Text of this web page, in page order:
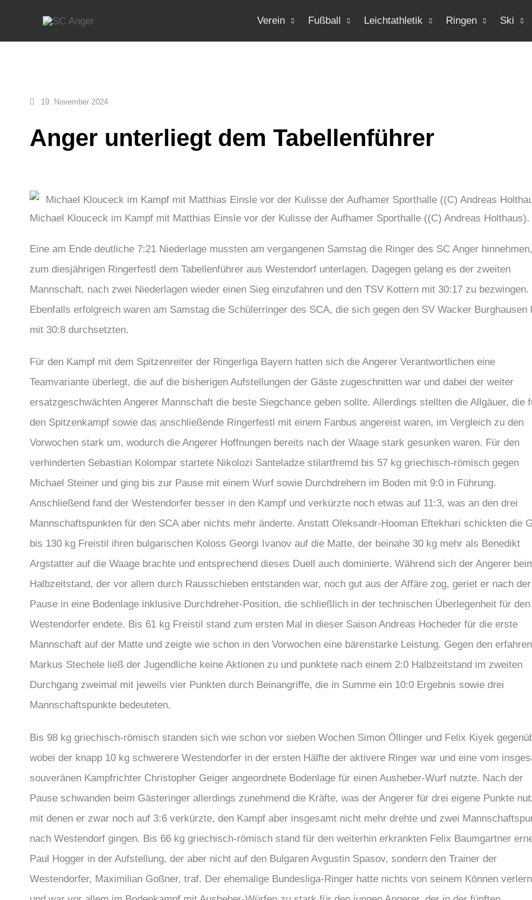
springen
Verein Fußball Leichtathletik Ringen Ski
19. November 2024
Anger unterliegt dem Tabellenführer
Michael Klouceck im Kampf mit Matthias Einsle vor der Kulisse der Aufhamer Sporthalle ((C) Andreas Holthaus).
Eine am Ende deutliche 7:21 Niederlage mussten am vergangenen Samstag die Ringer des SC Anger
zum diesjährigen Ringerfestl dem Tabellenführer aus Westendorf unterlagen. Dagegen gelang es der zweiten
Mannschaft, nach zwei Niederlagen wieder einen Sieg einzufahren und den TSV Kottern mit 30:17 zu bezwingen.
Ebenfalls erfolgreich waren am Samstag die Schülerringer des SCA, die sich gegen den SV Wacker Burghausen
mit 30:8 durchsetzten.
Für den Kampf mit dem Spitzenreiter der Ringerliga Bayern hatten sich die Angerer Verantwortlichen eine
Teamvariante überlegt, die auf die bisherigen Aufstellungen der Gäste zugeschnitten war und dabei der weiter
ersatzgeschwächten Angerer Mannschaft die beste Siegchance geben sollte. Allerdings stellten die Allgäuer, die
den Spitzenkampf sowie das anschließende Ringerfestl mit einem Fanbus angereist waren, im Vergleich zu den
Vorwochen stark um, wodurch die Angerer Hoffnungen bereits nach der Waage stark gesunken waren. Für den
verhinderten Sebastian Kolompar startete Nikolozi Santeladze stilartfremd bis 57 kg griechisch-römisch gegen
Michael Steiner und ging bis zur Pause mit einem Wurf sowie Durchdrehern im Boden mit 9:0 in Führung.
Anschließend fand der Westendorfer besser in den Kampf und verkürzte noch etwas auf 11:3, was an den drei
Mannschaftspunkten für den SCA aber nichts mehr änderte. Anstatt Oleksandr-Hooman Eftekhari schickten die
bis 130 kg Freistil ihren bulgarischen Koloss Georgi Ivanov auf die Matte, der beinahe 30 kg mehr als Benedikt
Argstatter auf die Waage brachte und entsprechend dieses Duell auch dominierte. Während sich der Angerer
Halbzeitstand, der vor allem durch Rausschieben entstanden war, noch gut aus der Affäre zog, geriet er nach der
Pause in eine Bodenlage inklusive Durchdreher-Position, die schließlich in der technischen Überlegenheit für den
Westendorfer endete. Bis 61 kg Freistil stand zum ersten Mal in dieser Saison Andreas Hocheder für die erste
Mannschaft auf der Matte und zeigte wie schon in den Vorwochen eine bärenstarke Leistung. Gegen den
Markus Stechele ließ der Jugendliche keine Aktionen zu und punktete nach einem 2:0 Halbzeitstand im zweiten
Durchgang zweimal mit jeweils vier Punkten durch Beinangriffe, die in Summe ein 10:0 Ergebnis sowie drei
Mannschaftspunkte bedeuteten.
Bis 98 kg griechisch-römisch standen sich wie schon vor sieben Wochen Simon Öllinger und Felix Kiyek
wobei der knapp 10 kg schwerere Westendorfer in der ersten Hälfte der aktivere Ringer war und eine vom
souveränen Kampfrichter Christopher Geiger angeordnete Bodenlage für einen Ausheber-Wurf nutzte. Nach der
Pause schwanden beim Gästeringer allerdings zunehmend die Kräfte, was der Angerer für drei eigene Punkte
mit denen er zwar noch auf 3:6 verkürzte, den Kampf aber insgesamt nicht mehr drehte und zwei
nach Westendorf gingen. Bis 66 kg griechisch-römisch stand für den weiterhin erkrankten Felix Baumgartner
Paul Hogger in der Aufstellung, der aber nicht auf den Bulgaren Avgustin Spasov, sondern den Trainer der
Westendorfer, Maximilian Goßner, traf. Der ehemalige Bundesliga-Ringer hatte nichts von seinem Können